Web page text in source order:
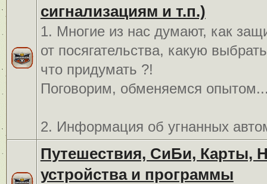
сигнализациям и т.п.)
1. Многие из нас думают, как
от посягательства, какую
что придумать ?!
Поговорим, обменяемся
2. Информация об угнанных
Путешествия, СиБи, Карты,
устройства и программы